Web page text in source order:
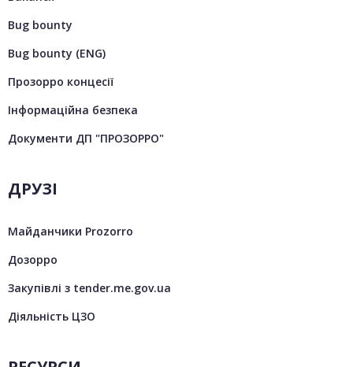
Bug bounty
Bug bounty (ENG)
Прозорро концесії
Інформаційна безпека
Документи ДП "ПРОЗОРРО"
ДРУЗІ
Майданчики Prozorro
Дозорро
Закупівлі з tender.me.gov.ua
Діяльність ЦЗО